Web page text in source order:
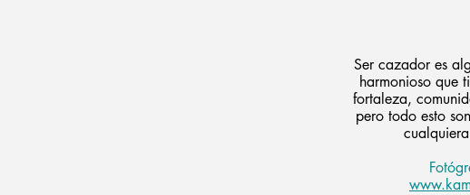
Ser cazador es
harmonioso que
fortaleza,
pero todo esto
www.